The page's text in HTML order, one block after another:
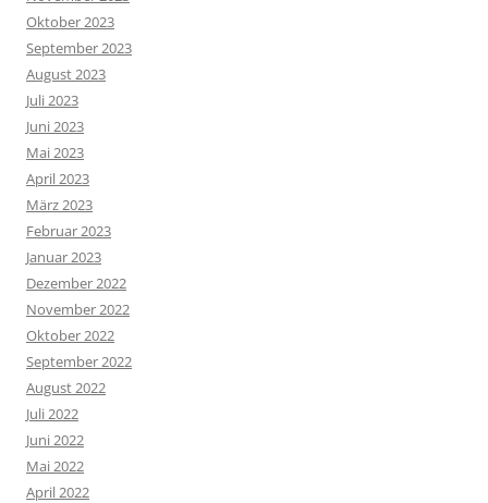
Oktober 2023
September 2023
August 2023
Juli 2023
Juni 2023
Mai 2023
April 2023
März 2023
Februar 2023
Januar 2023
Dezember 2022
November 2022
Oktober 2022
September 2022
August 2022
Juli 2022
Juni 2022
Mai 2022
April 2022